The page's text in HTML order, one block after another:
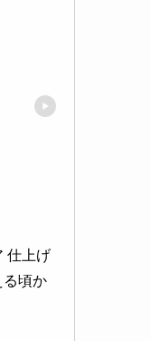
仕上げ
る頃か